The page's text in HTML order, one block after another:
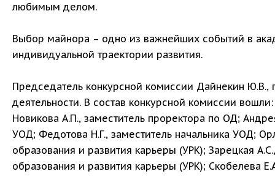
любимым делом.
Выбор майнора – одно из важнейших событий в
индивидуальной траектории развития.
Председатель конкурсной комиссии Дайнекин Ю.В.,
деятельности. В состав конкурсной комиссии
Новикова А.П., заместитель проректора по ОД;
УОД; Федотова Н.Г., заместитель начальника УОД;
образования и развития карьеры (УРК); Зарецкая
образования и развития карьеры (УРК); Скобелева